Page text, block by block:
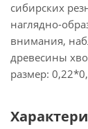
сибирских
наглядно-
внимания,
древесины
размер: